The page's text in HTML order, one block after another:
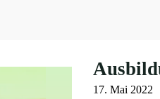
17. Mai 2022